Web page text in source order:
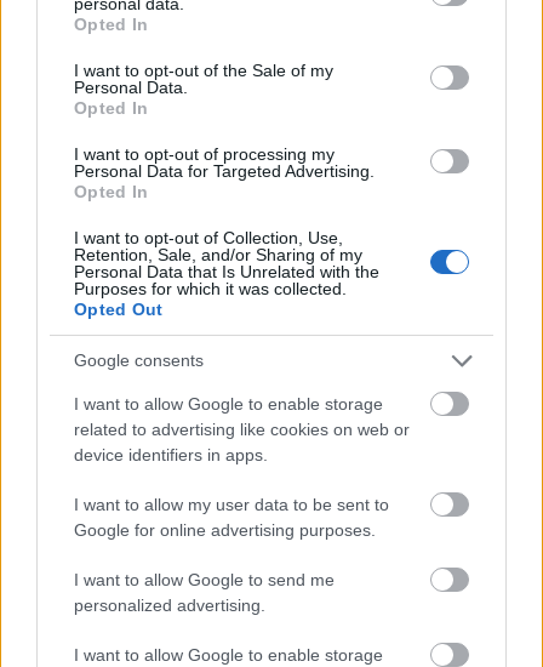
grant or deny consent to Google and its third-party tags to
use your data for below specified purposes in below Google
consent section.
Opted In
I want to opt-out of the Sale of my
Personal Data.
Opted In
I want to opt-out of processing my
Personal Data for Targeted Advertising.
Opted In
I want to opt-out of Collection, Use,
Retention, Sale, and/or Sharing of my
Personal Data that Is Unrelated with the
Purposes for which it was collected.
Opted Out
Google consents
I want to allow Google to enable storage
related to advertising like cookies on web or
device identifiers in apps.
I want to allow my user data to be sent to
Google for online advertising purposes.
I want to allow Google to send me
personalized advertising.
I want to allow Google to enable storage
Megjelenések:Egy EP (
), három single
Metal & Dust,Wasting My Young Years, Strong) és a
szeptemberben megjelent bemutatkozó album (
You Wait).
Mellékprojektek: Közreműködés a Disclosure
listavezető bemutatkozásán a záródalban (
Szexepil: Hannah esetében mellig érő, egyenes,